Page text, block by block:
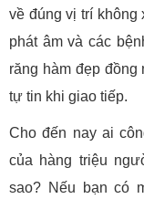
về đúng vị trí không
phát âm và các
răng hàm đẹp
tự tin khi giao tiếp.
Cho đến nay ai
của hàng triệu
sao? Nếu bạn có